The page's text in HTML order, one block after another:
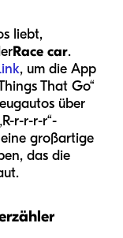
liebt,
Race car.
, um die App
That Go“
über
r-r-r-r“-
großartige
das die